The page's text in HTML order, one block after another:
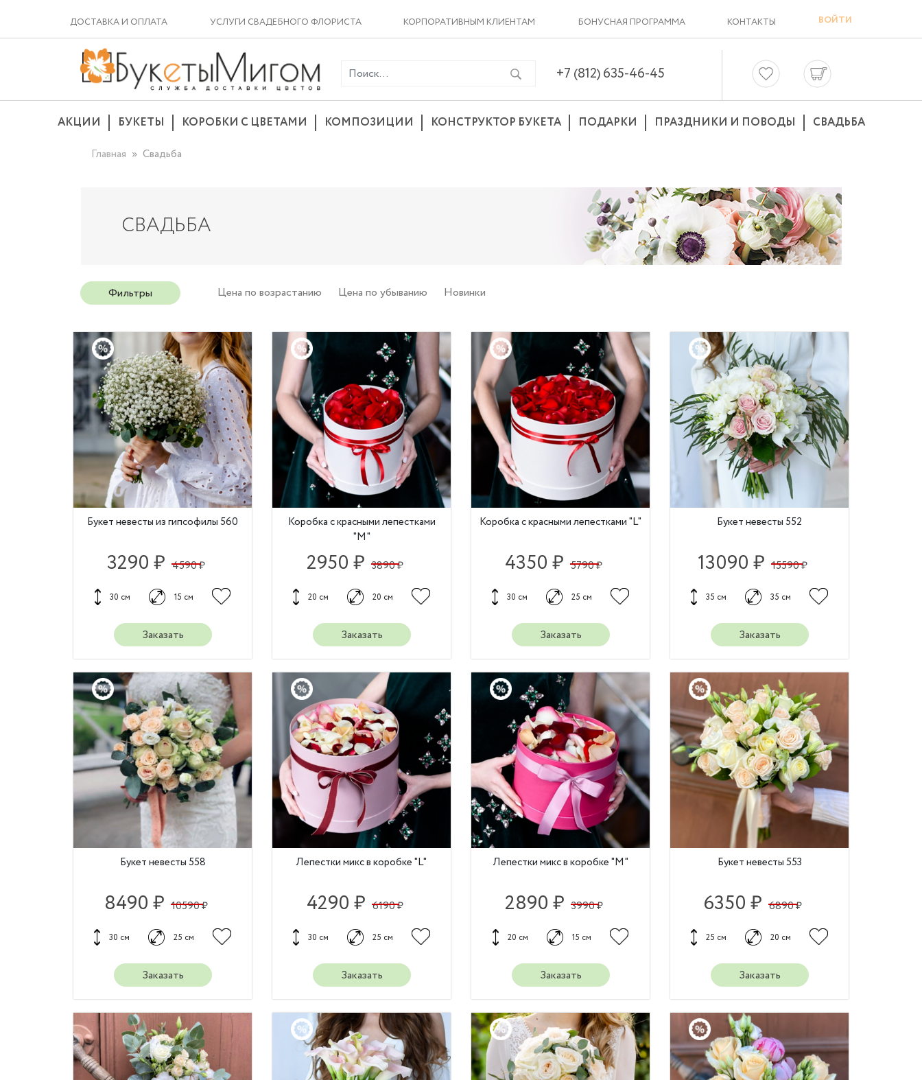
ДОСТАВКА И ОПЛАТА УСЛУГИ СВАДЕБНОГО ФЛОРИСТА КОРПОРАТИВНЫМ КЛИЕНТАМ БОНУСНАЯ ПРОГРАММА КОНТАКТЫ ВОЙТИ
+7 (812) 635-46-45
АКЦИИ БУКЕТЫ КОРОБКИ С ЦВЕТАМИ КОМПОЗИЦИИ КОНСТРУКТОР БУКЕТА ПОДАРКИ ПРАЗДНИКИ И ПОВОДЫ
СВАДЬБА
Главная
Свадьба
СВАДЬБА
Фильтры Цена по возрастанию Цена по убыванию Новинки
Букет невесты из гипсофилы 560
3290 ₽ 4590 ₽
30 см 15 см
Заказать
Коробка с красными лепестками
"М"
2950 ₽ 3890 ₽
20 см 20 см
Заказать
Коробка с красными лепестками "L"
4350 ₽ 5790 ₽
30 см 25 см
Заказать
Букет невесты 552
13090 ₽ 15590 ₽
35 см 35 см
Заказать
Букет невесты 558
8490 ₽ 10590 ₽
30 см 25 см
Заказать
Лепестки микс в коробке "L"
4290 ₽ 6190 ₽
30 см 25 см
Заказать
Лепестки микс в коробке "М"
2890 ₽ 3990 ₽
20 см 15 см
Заказать
Букет невесты 553
6350 ₽ 6890 ₽
25 см 20 см
Заказать